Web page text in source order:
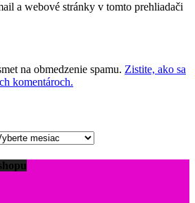
a webové stránky v tomto prehliadači
na obmedzenie spamu. Zistite, ako sa
komentároch.